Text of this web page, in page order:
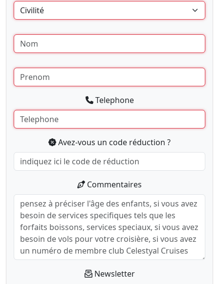
Telephone
Avez-vous un code réduction ?
Commentaires
Newsletter